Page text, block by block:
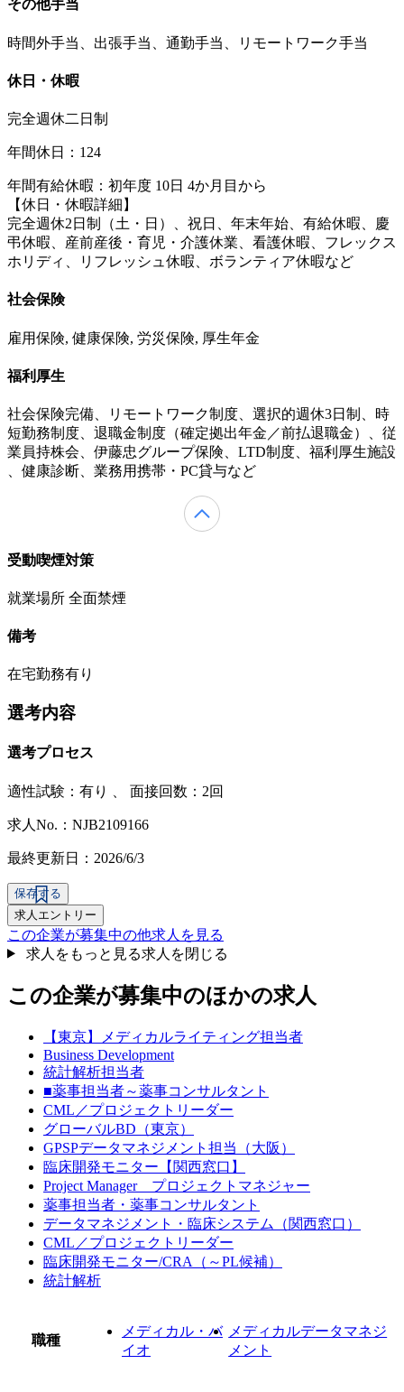
その他手当
時間外手当、出張手当、通勤手当、リモートワーク手当
休日・休暇
完全週休二日制
年間休日：124
年間有給休暇：初年度 10日 4か月目から
【休日・休暇詳細】
完全週休2日制（土・日）、祝日、年末年始、有給休暇、慶
弔休暇、産前産後・育児・介護休業、看護休暇、フレックス
ホリディ、リフレッシュ休暇、ボランティア休暇など
社会保険
雇用保険, 健康保険, 労災保険, 厚生年金
福利厚生
社会保険完備、リモートワーク制度、選択的週休3日制、時
短勤務制度、退職金制度（確定拠出年金／前払退職金）、従
業員持株会、伊藤忠グループ保険、LTD制度、福利厚生施設
、健康診断、業務用携帯・PC貸与など
受動喫煙対策
就業場所 全面禁煙
備考
在宅勤務有り
選考内容
選考プロセス
適性試験： 有り 面接回数：2回
求人No.：NJB2109166
最終更新日：2026/6/3
保存する
求人エントリー
この企業が募集中の他求人を見る
求人をもっと見る求人を閉じる
この企業が募集中のほかの求人
【東京】メディカルライティング担当者
Business Development
統計解析担当者
■薬事担当者～薬事コンサルタント
CML／プロジェクトリーダー
グローバルBD（東京）
GPSPデータマネジメント担当（大阪）
臨床開発モニター【関西窓口】
Project Manager プロジェクトマネジャー
薬事担当者・薬事コンサルタント
データマネジメント・臨床システム（関西窓口）
CML／プロジェクトリーダー
臨床開発モニター/CRA（～PL候補）
統計解析
職種
メディカル・バ
イオ
メディカルデータマネジ
メント